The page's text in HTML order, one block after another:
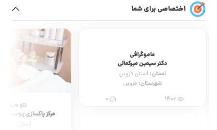
اختصاصی برای شما
ماموگرافی
دکتر سیمین میرکمالی
استان: استان قزوین
شهرستان: قزوین
1406
0
نئو
مرکز پاکسازی پوست
استان: